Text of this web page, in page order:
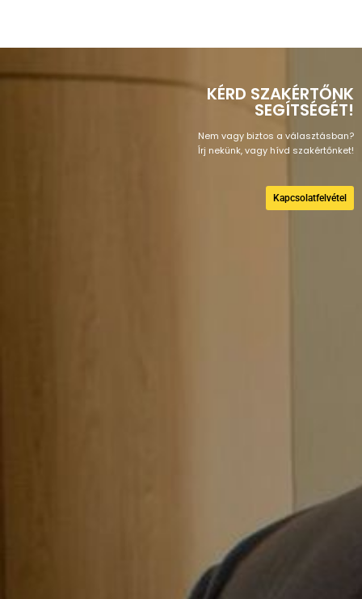
KÉRD SZAKÉRTŐNK
SEGÍTSÉGÉT!
Nem vagy biztos a választásban?
Írj nekünk, vagy hívd szakértőnket!
Kapcsolatfelvétel